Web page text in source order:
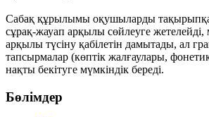
Сабақ құрылымы оқушыларды
сұрақ-жауап арқылы сөйлеуге
арқылы түсіну қабілетін дамытады, ал
тапсырмалар (көптік жалғаулары,
нақты бекітуге мүмкіндік береді.
Бөлімдер